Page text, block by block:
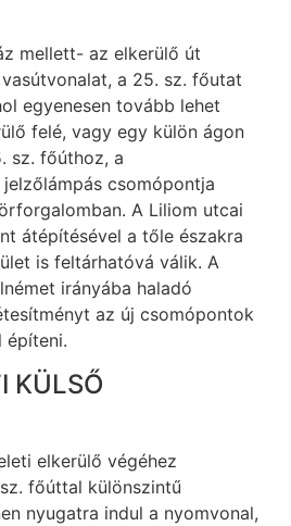
mellett- az elkerülő út
a 25. sz. főutat
egyenesen tovább lehet
felé, vagy egy külön ágon
sz. főúthoz, a
csomópontja
A Liliom utcai
átépítésével a tőle északra
is feltárhatóvá válik. A
irányába haladó
az új csomópontok
építeni.
KÜLSŐ
elkerülő végéhez
főúttal különszintű
nyugatra indul a nyomvonal,